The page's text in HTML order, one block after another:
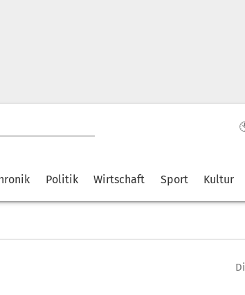
Politik Wirtschaft Sport Kultur